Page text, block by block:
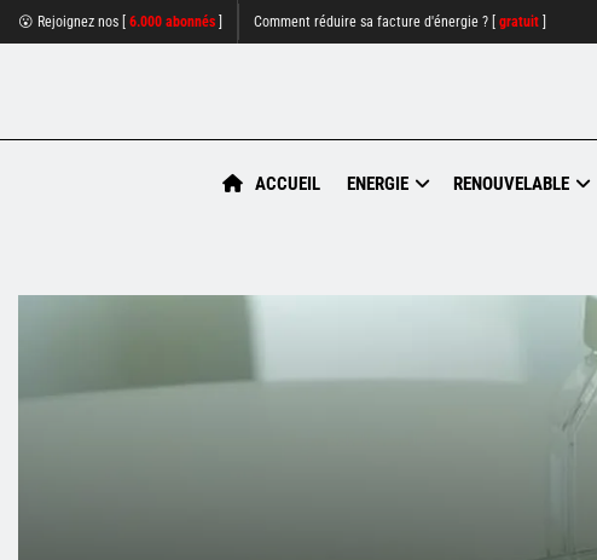
😮 Rejoignez nos [ 6.000 abonnés Comment réduire sa facture d'énergie ? [ gratuit
ACCUEIL ENERGIE RENOUVELABLE